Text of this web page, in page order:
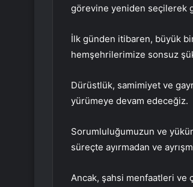
görevine yeniden seçilerek
İlk günden itibaren, büyük
hemşehrilerimize sonsuz
Dürüstlük, samimiyet ve
yürümeye devam edeceğiz.
Sorumluluğumuzun ve
süreçte ayırmadan ve
Ancak, şahsi menfaatleri ve